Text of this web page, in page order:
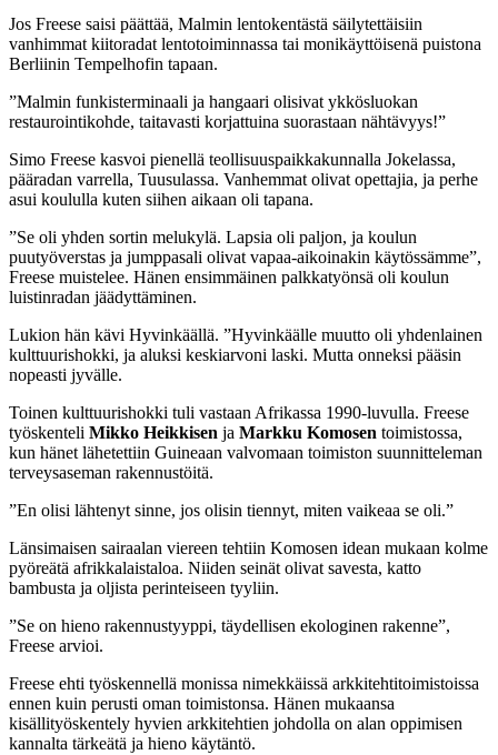
Jos Freese saisi päättää, Malmin lentokentästä säilytettäisiin
vanhimmat kiitoradat lentotoiminnassa tai monikäyttöisenä puistona
Berliinin Tempelhofin tapaan.
”Malmin funkisterminaali ja hangaari olisivat ykkösluokan
restaurointikohde, taitavasti korjattuina suorastaan nähtävyys!”
Simo Freese kasvoi pienellä teollisuuspaikkakunnalla Jokelassa,
pääradan varrella, Tuusulassa. Vanhemmat olivat opettajia, ja perhe
asui koululla kuten siihen aikaan oli tapana.
”Se oli yhden sortin melukylä. Lapsia oli paljon, ja koulun
puutyöverstas ja jumppasali olivat vapaa-aikoinakin käytössämme”,
Freese muistelee. Hänen ensimmäinen palkkatyönsä oli koulun
luistinradan jäädyttäminen.
Lukion hän kävi Hyvinkäällä. ”Hyvinkäälle muutto oli yhdenlainen
kulttuurishokki, ja aluksi keskiarvoni laski. Mutta onneksi pääsin
nopeasti jyvälle.
Toinen kulttuurishokki tuli vastaan Afrikassa 1990-luvulla. Freese
työskenteli Mikko Heikkisen ja Markku Komosen toimistossa,
kun hänet lähetettiin Guineaan valvomaan toimiston suunnitteleman
terveysaseman rakennustöitä.
”En olisi lähtenyt sinne, jos olisin tiennyt, miten vaikeaa se oli.”
Länsimaisen sairaalan viereen tehtiin Komosen idean mukaan kolme
pyöreätä afrikkalaistaloa. Niiden seinät olivat savesta, katto
bambusta ja oljista perinteiseen tyyliin.
”Se on hieno rakennustyyppi, täydellisen ekologinen rakenne”,
Freese arvioi.
Freese ehti työskennellä monissa nimekkäissä arkkitehtitoimistoissa
ennen kuin perusti oman toimistonsa. Hänen mukaansa
kisällityöskentely hyvien arkkitehtien johdolla on alan oppimisen
kannalta tärkeätä ja hieno käytäntö.